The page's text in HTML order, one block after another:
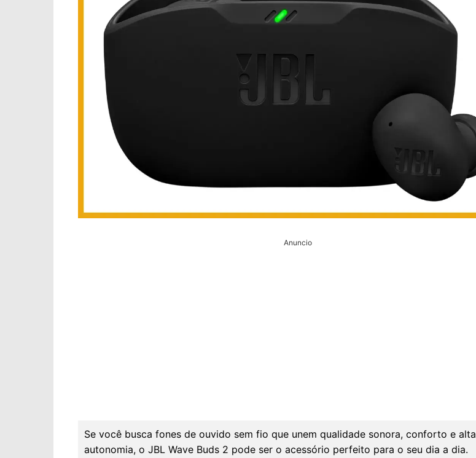
Anuncio
Se você busca fones de ouvido sem fio que unem qualidade sonora, conforto e alta
autonomia, o JBL Wave Buds 2 pode ser o acessório perfeito para o seu dia a dia.